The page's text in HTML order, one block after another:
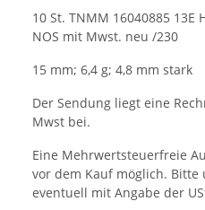
10 St. TNMM 16040885
NOS mit Mwst. neu /230
15 mm; 6,4 g; 4,8 mm stark
Der Sendung liegt eine
Mwst bei.
Eine Mehrwertsteuerfreie
vor dem Kauf möglich. Bitte
eventuell mit Angabe der